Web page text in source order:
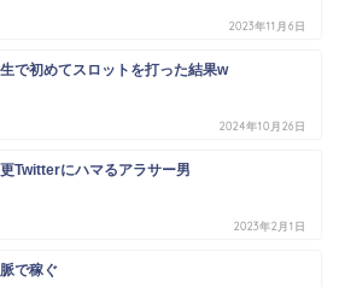
2023年11月6日
で初めてスロットを打った結果w
2024年10月26日
Twitterにハマるアラサー男
2023年2月1日
で稼ぐ